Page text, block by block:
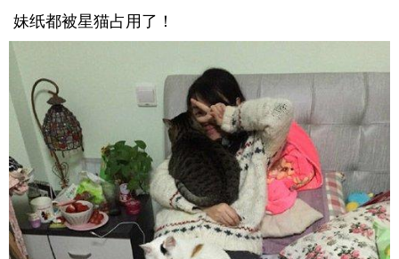
妹纸都被星猫占用了！